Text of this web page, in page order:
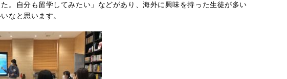
。自分も留学してみたい」などがあり、海外に興味を持った生徒が多い
なと思います。